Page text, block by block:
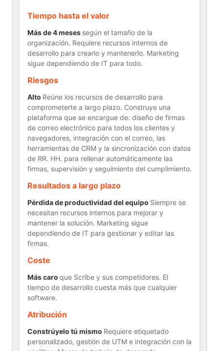
Tiempo hasta el valor
Más de 4 meses según el tamaño de la
organización. Requiere recursos internos de
desarrollo para crearlo y mantenerlo. Marketing
sigue dependiendo de IT para todo.
Riesgos
Alto Reúne los recursos de desarrollo para
comprometerte a largo plazo. Construye una
plataforma que se encargue de: diseño de firmas
de correo electrónico para todos los clientes y
navegadores, integración con el correo, las
herramientas de CRM y la sincronización con datos
de RR. HH. para rellenar automáticamente las
firmas, supervisión y seguimiento del cumplimiento.
Resultados a largo plazo
Pérdida de productividad del equipo Siempre se
necesitan recursos internos para mejorar y
mantener la solución. Marketing sigue
dependiendo de IT para gestionar y editar las
firmas.
Coste
Más caro que Scribe y sus competidores. El
tiempo de desarrollo cuesta más que cualquier
software.
Atribución
Constrúyelo tú mismo Requiere etiquetado
personalizado, gestión de UTM e integración con la